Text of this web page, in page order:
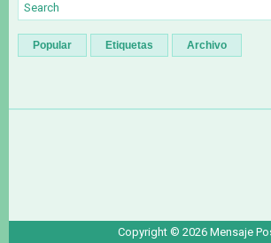
Popular Etiquetas Archivo
Copyright © 2026 Mensaje